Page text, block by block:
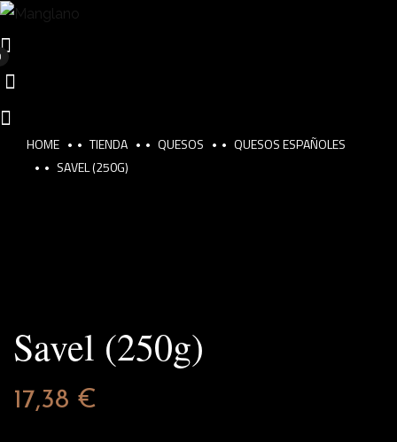
HOME TIENDA QUESOS
QUESOS ESPAÑOLES
SAVEL (250G)
Savel (250g)
17,38 €